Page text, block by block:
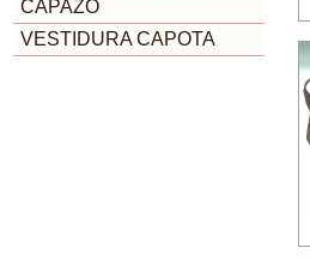
CAPAZO
VESTIDURA CAPOTA